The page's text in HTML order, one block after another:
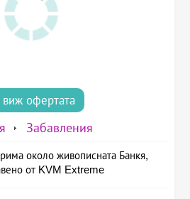
виж офертата
Забавления
около живописната Банкя,
от KVM Extreme